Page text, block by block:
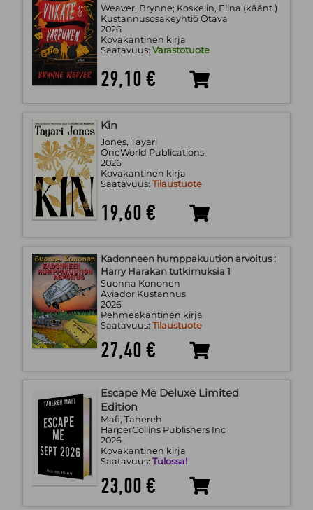
Weaver, Brynne; Koskelin, Elina (käänt.)
Kustannusosakeyhtiö Otava
2026
Kovakantinen kirja
Saatavuus: Varastotuote
29,10 €
Kin
Jones, Tayari
OneWorld Publications
2026
Kovakantinen kirja
Saatavuus: Tilaustuote
19,60 €
Kadonneen humppakuution arvoitus :
Harry Harakan tutkimuksia 1
Suonna Kononen
Aviador Kustannus
2026
Pehmeäkantinen kirja
Saatavuus: Tilaustuote
27,40 €
Escape Me Deluxe Limited
Edition
Mafi, Tahereh
HarperCollins Publishers Inc
2026
Kovakantinen kirja
Saatavuus: Tulossa!
23,00 €